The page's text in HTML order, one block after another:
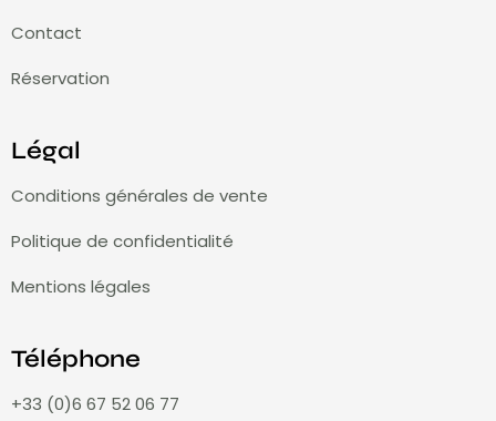
Contact
Réservation
Légal
Conditions générales de vente
Politique de confidentialité
Mentions légales
Téléphone
+33 (0)6 67 52 06 77